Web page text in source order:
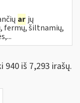
ar jų
fermų, šiltnamių,
940 iš 7,293 irašų.